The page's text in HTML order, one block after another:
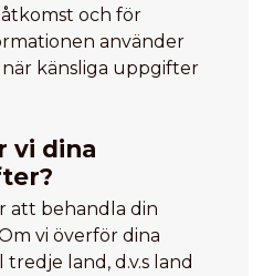
och för
använder
känsliga uppgifter
vi dina
att behandla din
vi överför dina
land, d.v.s land